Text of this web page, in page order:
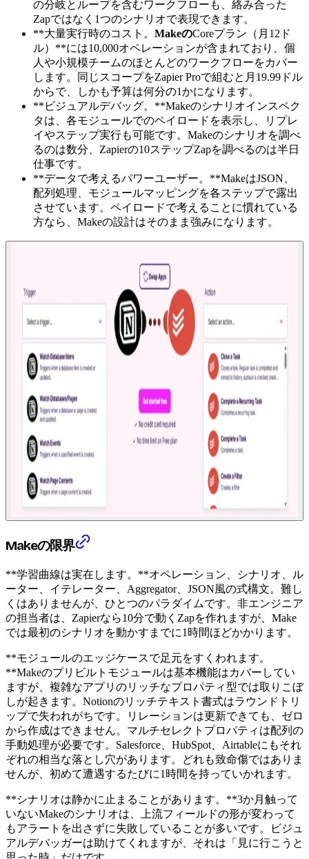
の分岐とループを含むワークフローも、絡み合った
Zapではなく1つのシナリオで表現できます。
**大量実行時のコスト。 MakeのCoreプラン（月12ド
ル）**には10,000オペレーションが含まれており、個
人や小規模チームのほとんどのワークフローをカバー
します。同じスコープをZapier Proで組むと月19.99ドル
からで、しかも予算は何分の1かになります。
**ビジュアルデバッグ。**Makeのシナリオインスペク
タは、各モジュールでのペイロードを表示し、リプレ
イやステップ実行も可能です。Makeのシナリオを調べ
るのは数分、Zapierの10ステップZapを調べるのは半日
仕事です。
**データで考えるパワーユーザー。**MakeはJSON、
配列処理、モジュールマッピングを各ステップで露出
させています。ペイロードで考えることに慣れている
方なら、Makeの設計はそのまま強みになります。
Makeの限界
**学習曲線は実在します。**オペレーション、シナリオ、ル
ーター、イテレーター、Aggregator、JSON風の式構文。難し
くはありませんが、ひとつのパラダイムです。非エンジニア
の担当者は、Zapierなら10分で動くZapを作れますが、Make
では最初のシナリオを動かすまでに1時間ほどかかります。
**モジュールのエッジケースで足元をすくわれます。
**Makeのプリビルトモジュールは基本機能はカバーしてい
ますが、複雑なアプリのリッチなプロパティ型では取りこぼ
しが起きます。Notionのリッチテキスト書式はラウンドトリ
ップで失われがちです。リレーションは更新できても、ゼロ
から作成はできません。マルチセレクトプロパティは配列の
手動処理が必要です。Salesforce、HubSpot、Airtableにもそれ
ぞれの相当な落とし穴があります。どれも致命傷ではありま
せんが、初めて遭遇するたびに1時間を持っていかれます。
**シナリオは静かに止まることがあります。**3か月触って
いないMakeのシナリオは、上流フィールドの形が変わって
もアラートを出さずに失敗していることが多いです。ビジュ
アルデバッガーは助けてくれますが、それは「見に行こうと